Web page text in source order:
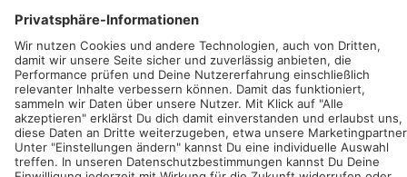
Sei immer auf dem Laufenden!
Neue Features, spannende Tipps und hilfreiche Anleitungen!